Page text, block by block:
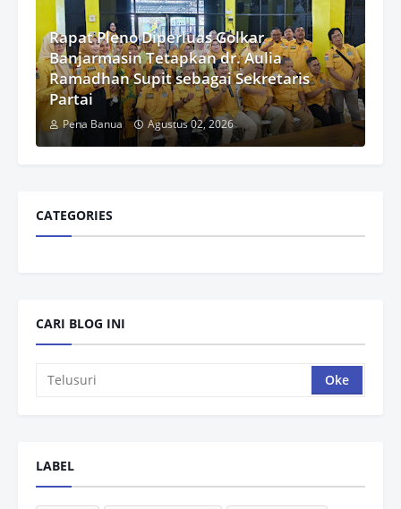
Rapat Pleno Diperluas Golkar
Banjarmasin Tetapkan dr. Aulia
Ramadhan Supit sebagai Sekretaris
Partai
Pena Banua Agustus 02, 2026
CATEGORIES
CARI BLOG INI
LABEL